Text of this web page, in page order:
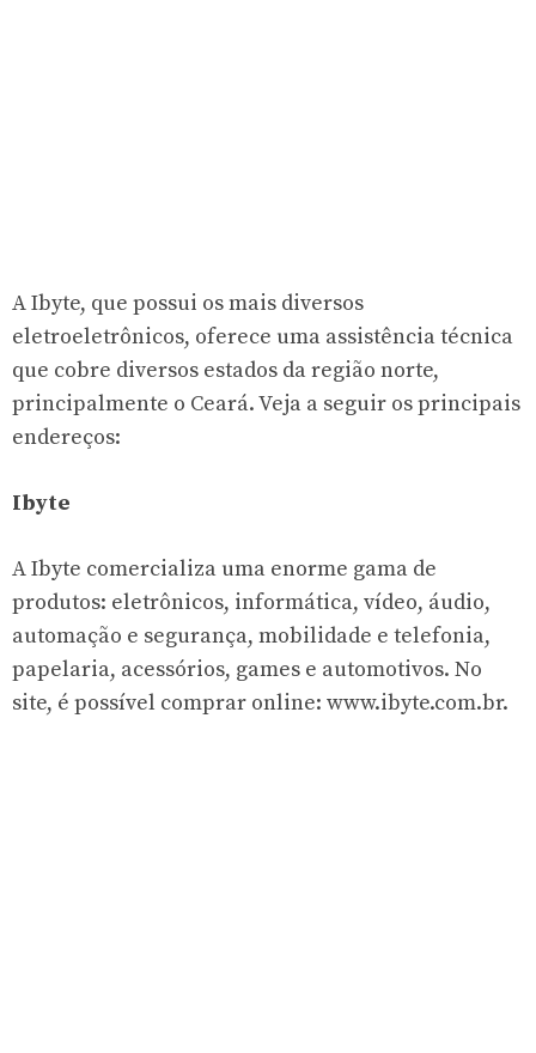
A Ibyte, que possui os mais diversos
eletroeletrônicos, oferece uma assistência técnica
que cobre diversos estados da região norte,
principalmente o Ceará. Veja a seguir os principais
endereços:
Ibyte
A Ibyte comercializa uma enorme gama de
produtos: eletrônicos, informática, vídeo, áudio,
automação e segurança, mobilidade e telefonia,
papelaria, acessórios, games e automotivos. No
site, é possível comprar online: www.ibyte.com.br.